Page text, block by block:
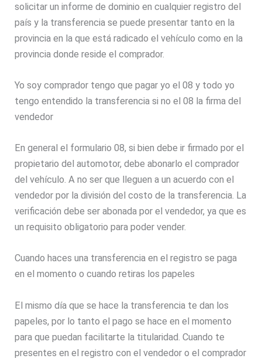
solicitar un informe de dominio en cualquier registro del
país y la transferencia se puede presentar tanto en la
provincia en la que está radicado el vehículo como en la
provincia donde reside el comprador.
Yo soy comprador tengo que pagar yo el 08 y todo yo
tengo entendido la transferencia si no el 08 la firma del
vendedor
En general el formulario 08, si bien debe ir firmado por el
propietario del automotor, debe abonarlo el comprador
del vehículo. A no ser que lleguen a un acuerdo con el
vendedor por la división del costo de la transferencia. La
verificación debe ser abonada por el vendedor, ya que es
un requisito obligatorio para poder vender.
Cuando haces una transferencia en el registro se paga
en el momento o cuando retiras los papeles
El mismo día que se hace la transferencia te dan los
papeles, por lo tanto el pago se hace en el momento
para que puedan facilitarte la titularidad. Cuando te
presentes en el registro con el vendedor o el comprador